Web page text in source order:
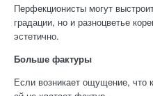
Перфекционисты могут
градации, но и разноцветье
эстетично.
Больше фактуры
Если возникает ощущение, что